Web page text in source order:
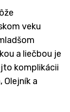
veku
a liečbou je
komplikácii
Olejník a